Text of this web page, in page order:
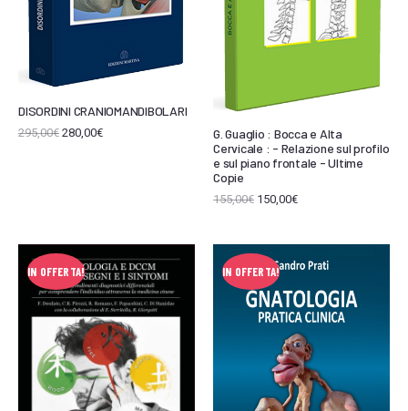
DISORDINI CRANIOMANDIBOLARI
295,00€ 280,00€
G. Guaglio : Bocca e Alta
Cervicale : - Relazione sul profilo
e sul piano frontale - Ultime
Copie
155,00€ 150,00€
IN OFFERTA! IN OFFERTA!